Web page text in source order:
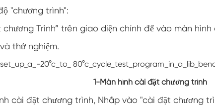
Buồng độ ẩm
"chương trình":
chương Trình” trên giao diện chính để vào màn
thử nghiệm.
1-Màn hình cài đặt chương trình
cài đặt chương trình, Nhấp vào "cài đặt chương